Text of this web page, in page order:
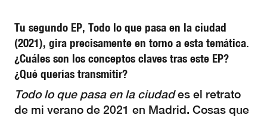
Tu segundo EP, Todo lo que pasa en la ciudad
(2021), gira precisamente en torno a esta temática.
¿Cuáles son los conceptos claves tras este EP?
¿Qué querías transmitir?
Todo lo que pasa en la ciudades el retrato
de mi verano de 2021 en Madrid. Cosas que